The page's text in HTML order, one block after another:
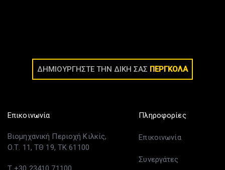
ΔΗΜΙΟΥΡΓΗΣΤΕ ΤΗΝ ΔΙΚΗ ΣΑΣ ΠΕΡΓΚΟΛΑ
Επικοινωνία
Βιομηχανική Περιοχή Κιλκίς,
Ο.Τ. 11, ΤΘ 19, ΤΚ 61100
Πληροφορίες
Επικοινωνία
Συνεργάτες